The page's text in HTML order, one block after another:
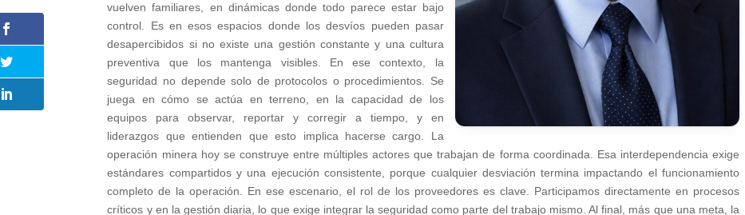
vuelven familiares, en dinámicas donde todo parece estar bajo
control. Es en esos espacios donde los desvíos pueden pasar
desapercibidos si no existe una gestión constante y una cultura
preventiva que los mantenga visibles. En ese contexto, la
seguridad no depende solo de protocolos o procedimientos. Se
juega en cómo se actúa en terreno, en la capacidad de los
equipos para observar, reportar y corregir a tiempo, y en
liderazgos que entienden que esto implica hacerse cargo. La
operación minera hoy se construye entre múltiples actores que trabajan de forma coordinada. Esa interdependencia exige
estándares compartidos y una ejecución consistente, porque cualquier desviación termina impactando el funcionamiento
completo de la operación. En ese escenario, el rol de los proveedores es clave. Participamos directamente en procesos
críticos y en la gestión diaria, lo que exige integrar la seguridad como parte del trabajo mismo. Al final, más que una meta, la